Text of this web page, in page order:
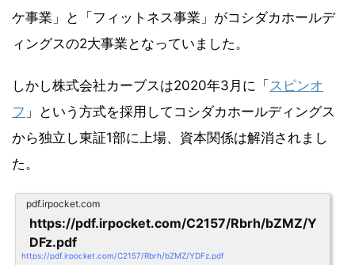
ケ事業」と「フィットネス事業」がコシダカホールデ
ィングスの2大事業となっていました。
しかし株式会社カーブスは2020年3月に「 スピンオ
フ 」という方式を採用してコシダカホールディングス
から独立し東証1部に上場、資本関係は解消されまし
た。
pdf.irpocket.com
https://pdf.irpocket.com/C2157/Rbrh/bZMZ/Y
DFz.pdf
https://pdf.irpocket.com/C2157/Rbrh/bZMZ/YDFz.pdf